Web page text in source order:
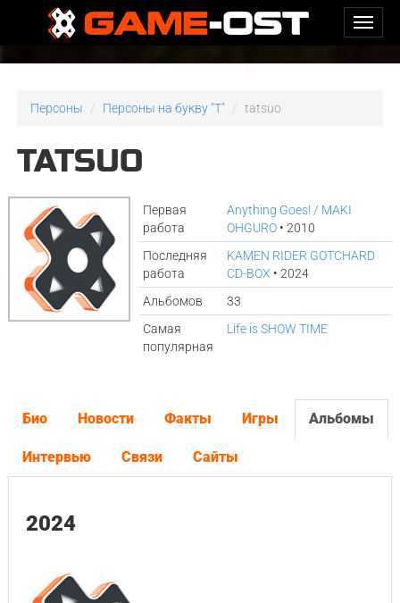
Персоны Персоны на букву "T" tatsuo
TATSUO
Первая
работа
Anything Goes! / MAKI
OHGURO • 2010
Последняя
работа
KAMEN RIDER GOTCHARD
CD-BOX • 2024
Альбомов
33
Самая
популярная
Life is SHOW TIME
Био Новости Факты Игры Альбомы
Интервью Связи Сайты
2024